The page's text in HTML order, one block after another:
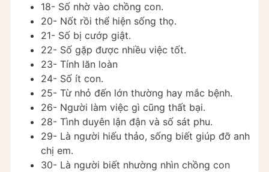
18- Số nhờ vào chồng con.
20- Nốt rồi thể hiện sống thọ.
21- Số bị cướp giật.
22- Số gặp được nhiều việc tốt.
23- Tính lăn loàn
24- Số ít con.
25- Từ nhỏ đến lớn thường hay mắc bệnh.
26- Người làm việc gì cũng thất bại.
28- Tình duyên lận đận và số sát phu.
29- Là người hiếu thảo, sống biết giúp đỡ anh
chị em.
30- Là người biết nhường nhìn chồng con